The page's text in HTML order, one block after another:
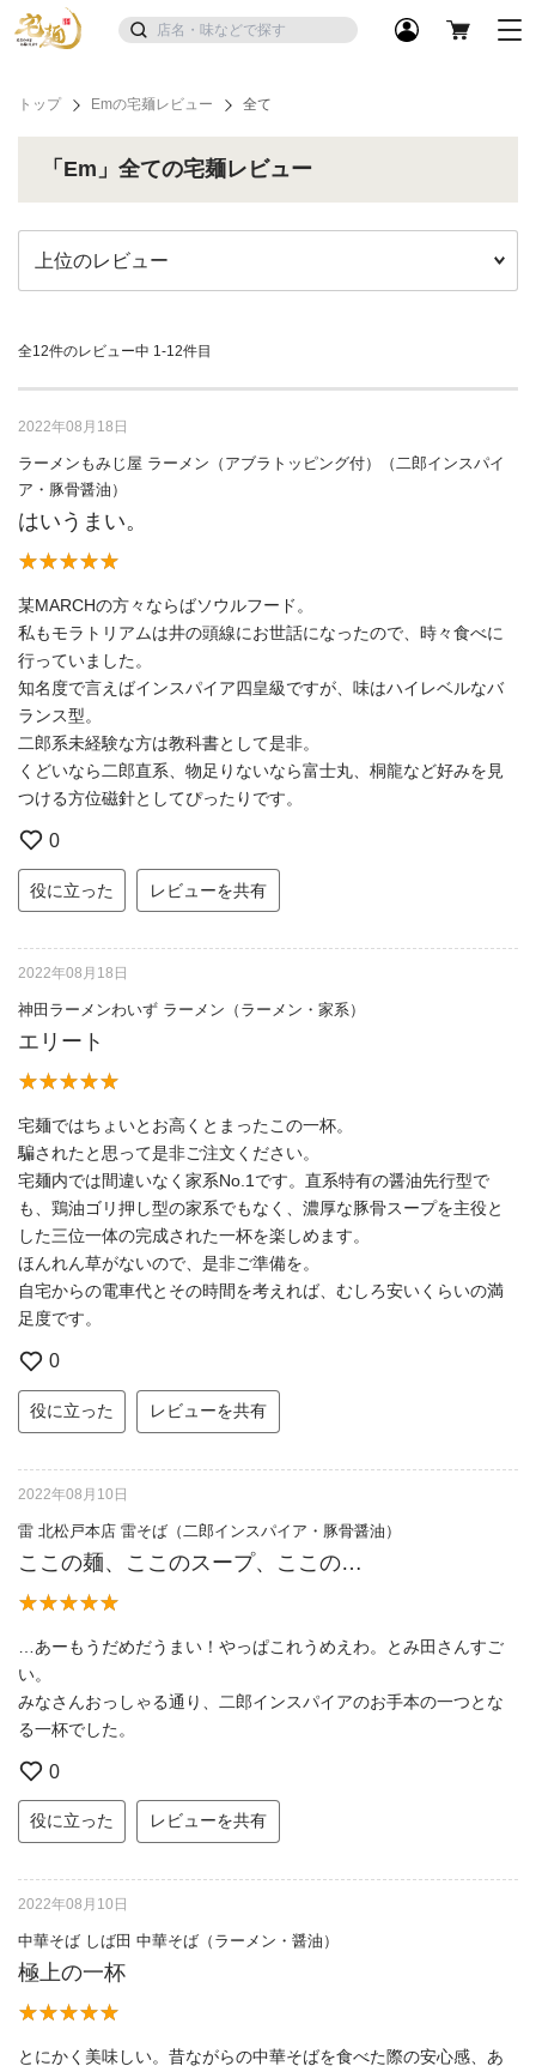
トップ Emの宅麺レビュー 全て
「Em」全ての宅麺レビュー
全12件のレビュー中 1-12件目
2022年08月18日
ラーメンもみじ屋 ラーメン（アブラトッピング付）（二郎インスパイ
ア・豚骨醤油）
はいうまい。
某MARCHの方々ならばソウルフード。
私もモラトリアムは井の頭線にお世話になったので、時々食べに
行っていました。
知名度で言えばインスパイア四皇級ですが、味はハイレベルなバ
ランス型。
二郎系未経験な方は教科書として是非。
くどいなら二郎直系、物足りないなら富士丸、桐龍など好みを見
つける方位磁針としてぴったりです。
0
役に立った レビューを共有
2022年08月18日
神田ラーメンわいず ラーメン（ラーメン・家系）
エリート
宅麺ではちょいとお高くとまったこの一杯。
騙されたと思って是非ご注文ください。
宅麺内では間違いなく家系No.1です。直系特有の醤油先行型で
も、鶏油ゴリ押し型の家系でもなく、濃厚な豚骨スープを主役と
した三位一体の完成された一杯を楽しめます。
ほんれん草がないので、是非ご準備を。
自宅からの電車代とその時間を考えれば、むしろ安いくらいの満
足度です。
0
役に立った レビューを共有
2022年08月10日
雷 北松戸本店 雷そば（二郎インスパイア・豚骨醤油）
ここの麺、ここのスープ、ここの…
…あーもうだめだうまい！やっぱこれうめえわ。とみ田さんすご
い。
みなさんおっしゃる通り、二郎インスパイアのお手本の一つとな
る一杯でした。
0
役に立った レビューを共有
2022年08月10日
中華そば しば田 中華そば（ラーメン・醤油）
極上の一杯
とにかく美味しい。昔ながらの中華そばを食べた際の安心感、あ